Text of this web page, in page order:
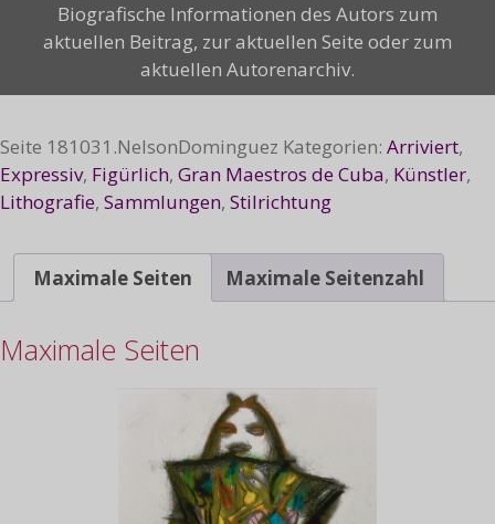
Biografische Informationen des Autors zum
aktuellen Beitrag, zur aktuellen Seite oder zum
aktuellen Autorenarchiv.
Seite 181031.NelsonDominguez Kategorien: Arriviert,
Expressiv, Figürlich, Gran Maestros de Cuba, Künstler,
Lithografie, Sammlungen, Stilrichtung
Maximale Seiten Maximale Seitenzahl
Maximale Seiten